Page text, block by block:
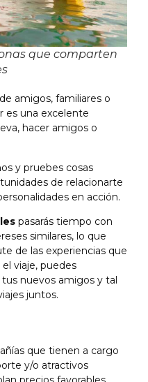
que comparten
amigos, familiares o
es una excelente
hacer amigos o
y pruebes cosas
de relacionarte
en acción.
pasarás tiempo con
similares, lo que
de las experiencias que
viaje, puedes
nuevos amigos y tal
juntos.
que tienen a cargo
y/o atractivos